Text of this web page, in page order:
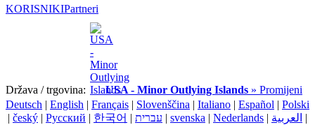
KORISNIKIPartneri
Država / trgovina: USA - Minor Outlying Islands » Promijeni
Deutsch | English | Français | Slovenščina | Italiano | Español | Polski
| český | Pусский | 한국어 | עברית | svenska | Nederlands | العربية |